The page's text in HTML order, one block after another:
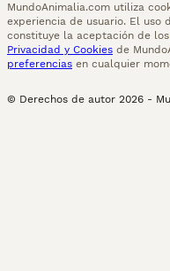
MundoAnimalia.com utiliza
experiencia de usuario. El uso
constituye la aceptación de los
Privacidad y Cookies de
preferencias en cualquier
© Derechos de autor 2026 -